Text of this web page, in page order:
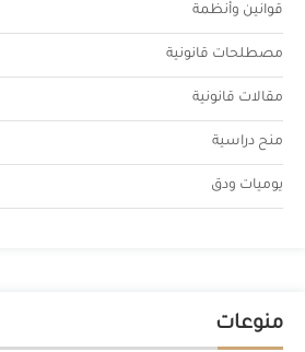
قوانين وأنظمة
مصطلحات قانونية
مقالات قانونية
منح دراسية
يوميات ودق
منوعات